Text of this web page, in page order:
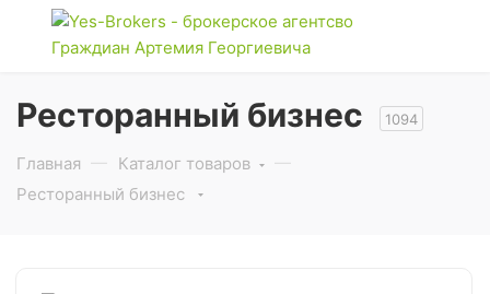
Ресторанный бизнес 1094
Главная
Каталог товаров
Ресторанный бизнес